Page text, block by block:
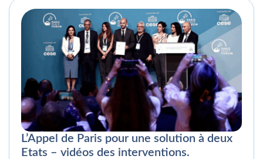
L’Appel de Paris pour une solution à deux
Etats – vidéos des interventions.